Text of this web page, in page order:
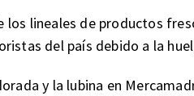
los lineales de productos
del país debido a la
y la lubina en